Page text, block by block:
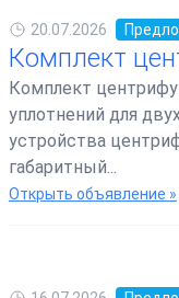
20.07.2026
Комплект
Комплект
уплотнений для
устройства
габаритный...
Открыть объявление »